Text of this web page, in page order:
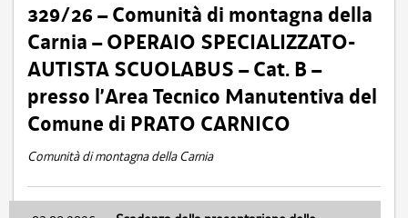
329/26 – Comunità di montagna della
Carnia – OPERAIO SPECIALIZZATO-
AUTISTA SCUOLABUS – Cat. B –
presso l’Area Tecnico Manutentiva del
Comune di PRATO CARNICO
Comunità di montagna della Carnia